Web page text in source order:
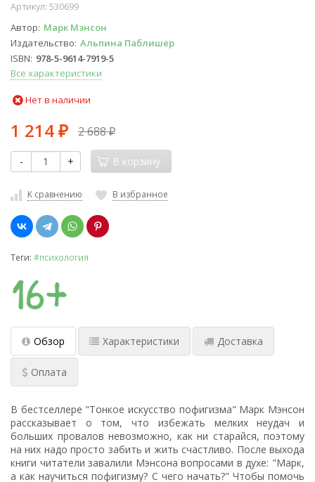
Артикул: 530699
Автор Марк Мэнсон
Издательство Альпина Паблишер
ISBN 978-5-9614-7919-5
Все характеристики
Нет в наличии
1 214 ₽ 2 688₽
- + В корзину
К сравнению В избранное
Теги: #психология
Обзор Характеристики Доставка
Оплата
В бестселлере "Тонкое искусство пофигизма" Марк Мэнсон
рассказывает о том, что избежать мелких неудач и
больших провалов невозможно, как ни старайся, поэтому
на них надо просто забить и жить счастливо. После выхода
книги читатели завалили Мэнсона вопросами в духе: "Марк,
а как научиться пофигизму? С чего начать?" Чтобы помочь